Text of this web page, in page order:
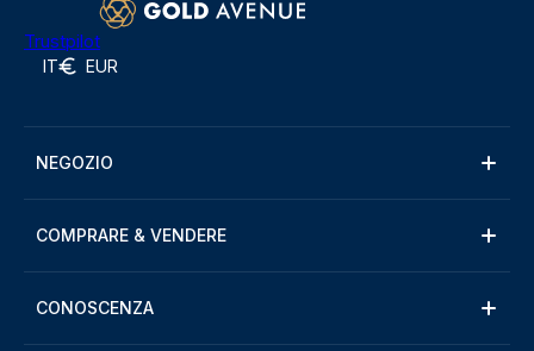
Trustpilot
IT EUR
NEGOZIO
COMPRARE & VENDERE
CONOSCENZA